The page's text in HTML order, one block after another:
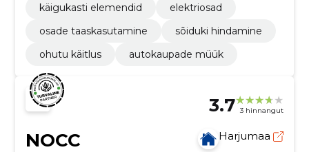
käigukasti elemendid
elektriosad
osade taaskasutamine
sõiduki hindamine
ohutu käitlus
autokaupade müük
3.7 3 hinnangut
NOCC
Harjumaa